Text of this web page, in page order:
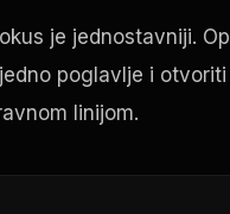
je jednostavniji.
poglavlje i
linijom.